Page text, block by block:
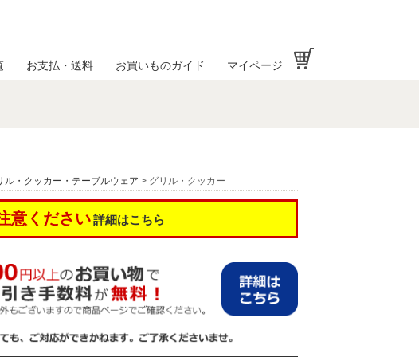
お支払・送料 お買いものガイド マイページ
ル・クッカー・テーブルウェア > グリル・クッカー
意ください 詳細はこちら